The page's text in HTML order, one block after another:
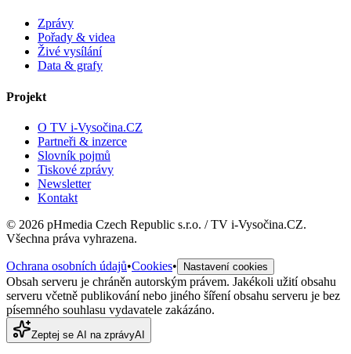
Zprávy
Pořady & videa
Živé vysílání
Data & grafy
Projekt
O TV i-Vysočina.CZ
Partneři & inzerce
Slovník pojmů
Tiskové zprávy
Newsletter
Kontakt
© 2026 pHmedia Czech Republic s.r.o. / TV i-Vysočina.CZ.
Všechna práva vyhrazena.
Ochrana osobních údajů•Cookies• Nastavení cookies
Obsah serveru je chráněn autorským právem. Jakékoli užití obsahu
serveru včetně publikování nebo jiného šíření obsahu serveru je bez
písemného souhlasu vydavatele zakázáno.
Zeptej se AI na zprávyAI